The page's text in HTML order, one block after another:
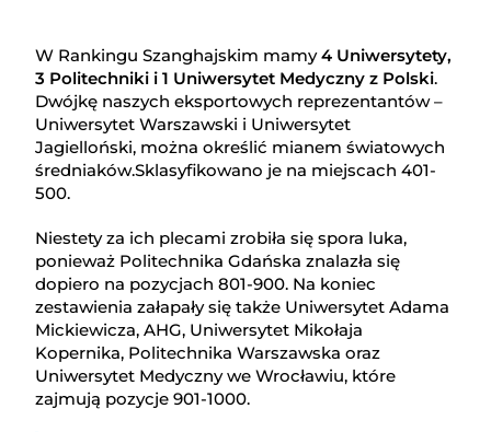
W Rankingu Szanghajskim mamy4 Uniwersytety,
3 Politechniki i 1 Uniwersytet Medyczny z Polski.
Dwójkę naszych eksportowych reprezentantów –
Uniwersytet Warszawski i Uniwersytet
Jagielloński, można określić mianem światowych
średniaków.Sklasyfikowano je na miejscach 401-
500.
Niestety za ich plecami zrobiła się spora luka,
ponieważ Politechnika Gdańska znalazła się
dopiero na pozycjach 801-900. Na koniec
zestawienia załapały się także Uniwersytet Adama
Mickiewicza, AHG, Uniwersytet Mikołaja
Kopernika, Politechnika Warszawska oraz
Uniwersytet Medyczny we Wrocławiu, które
zajmują pozycje 901-1000.